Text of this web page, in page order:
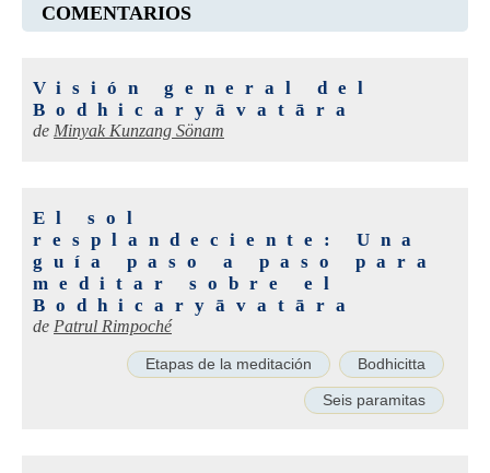
COMENTARIOS
Visión general del
Bodhicaryāvatāra
de Minyak Kunzang Sönam
El sol
resplandeciente: Una
guía paso a paso para
meditar sobre el
Bodhicaryāvatāra
de Patrul Rimpoché
Etapas de la meditación Bodhicitta
Seis paramitas